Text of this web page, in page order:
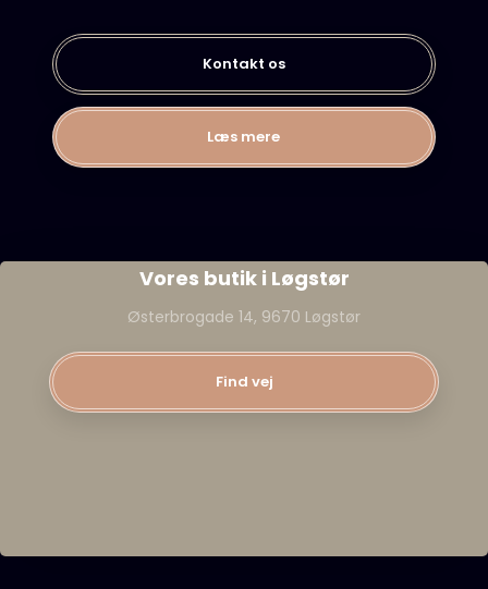
Kontakt os
Læs mere​
Vores butik i Løgstør
Østerbrogade 14, 9670 Løgstør
Find vej